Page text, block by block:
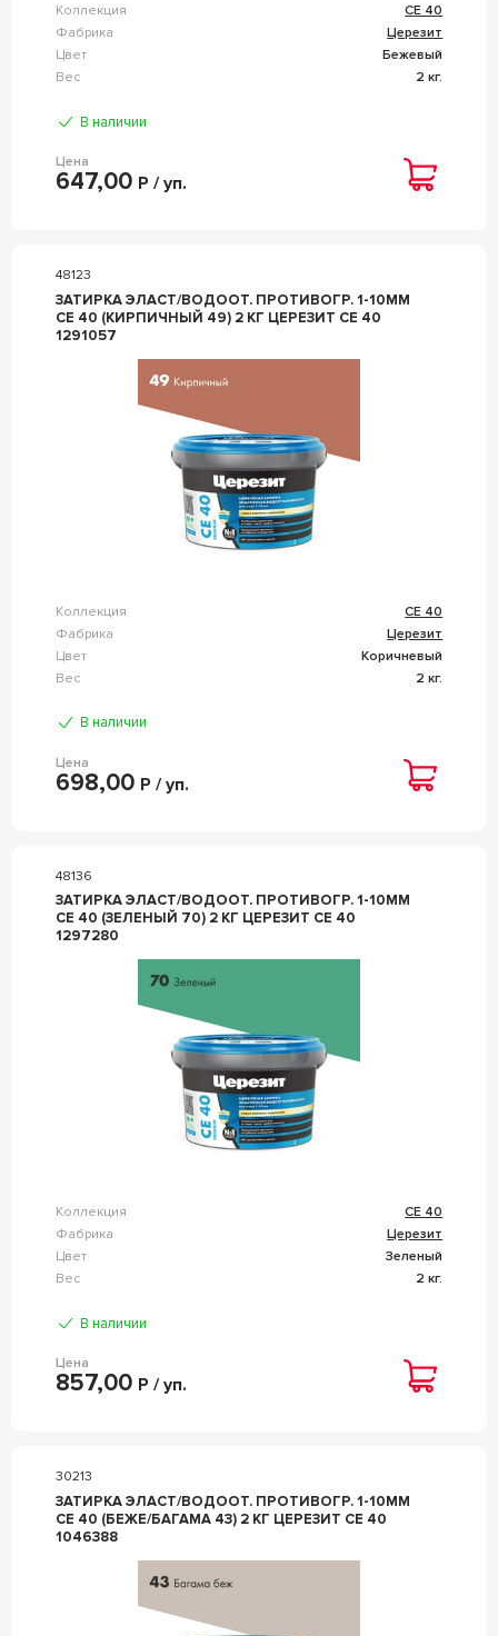
Коллекция
CE 40
Фабрика
Церезит
Цвет
Бежевый
Вес
2 кг.
В наличии
Цена
647,00 Р / уп.
48123
ЗАТИРКА ЭЛАСТ/ВОДООТ. ПРОТИВОГР. 1-10ММ
СЕ 40 (КИРПИЧНЫЙ 49) 2 КГ ЦЕРЕЗИТ CE 40
1291057
Коллекция
CE 40
Фабрика
Церезит
Цвет
Коричневый
Вес
2 кг.
В наличии
Цена
698,00 Р / уп.
48136
ЗАТИРКА ЭЛАСТ/ВОДООТ. ПРОТИВОГР. 1-10ММ
СЕ 40 (ЗЕЛЕНЫЙ 70) 2 КГ ЦЕРЕЗИТ CE 40
1297280
Коллекция
CE 40
Фабрика
Церезит
Цвет
Зеленый
Вес
2 кг.
В наличии
Цена
857,00 Р / уп.
30213
ЗАТИРКА ЭЛАСТ/ВОДООТ. ПРОТИВОГР. 1-10ММ
СЕ 40 (БЕЖЕ/БАГАМА 43) 2 КГ ЦЕРЕЗИТ CE 40
1046388